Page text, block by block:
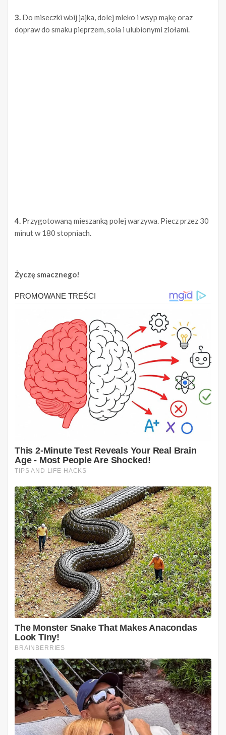
3. Do miseczki wbij jajka, dolej mleko i wsyp mąkę oraz
dopraw do smaku pieprzem, sola i ulubionymi ziołami.
4. Przygotowaną mieszanką polej warzywa. Piecz przez 30
minut w 180 stopniach.
Życzę smacznego!